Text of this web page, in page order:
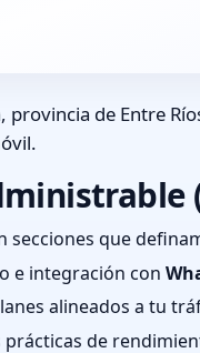
provincia de Entre
secciones que
e integración con
alineados a tu
prácticas de